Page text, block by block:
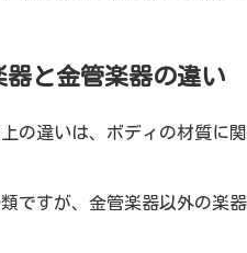
器と金管楽器の違い
の違いは、ボディの材質に関
ですが、金管楽器以外の楽